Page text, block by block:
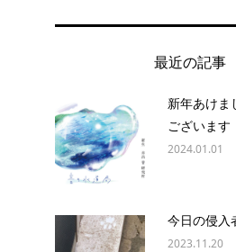
最近の記事
新年あけま
ございます
2024.01.01
今日の侵入
2023.11.20